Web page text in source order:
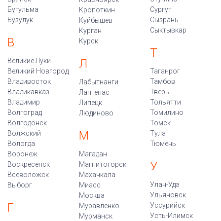
Бугульма
Бузулук
В
Великие Луки
Великий Новгород
Владивосток
Владикавказ
Владимир
Волгоград
Волгодонск
Волжский
Вологда
Воронеж
Воскресенск
Всеволожск
Выборг
Г
Кропоткин
Куйбышев
Курган
Курск
Л
Лабытнанги
Лангепас
Липецк
Людиново
М
Магадан
Магнитогорск
Махачкала
Миасс
Москва
Муравленко
Мурманск
Сургут
Сызрань
Сыктывкар
Т
Таганрог
Тамбов
Тверь
Тольятти
Томилино
Томск
Тула
Тюмень
У
Улан-Удэ
Ульяновск
Уссурийск
Усть-Илимск